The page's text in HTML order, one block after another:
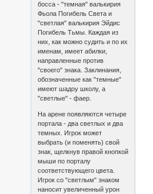
босса - "темная" валькирия
Фьола Погибель Света и
"светлая" валькирия Эйдис
Погибель Тьмы. Каждая из
них, как можно судить и по их
именам, имеет абилки,
направленные против
"своего" знака. Заклинания,
обозначенные как "темные"
имеют шадоу школу, а
"светлые" - фаер.
На арене появляются четыре
портала - два светлых и два
темных. Игрок может
выбрать (и поменять) свой
знак, щелкнув правой кнопкой
мыши по порталу
соответствующего цвета.
Игрок со "светлым" знаком
наносит увеличенный урон